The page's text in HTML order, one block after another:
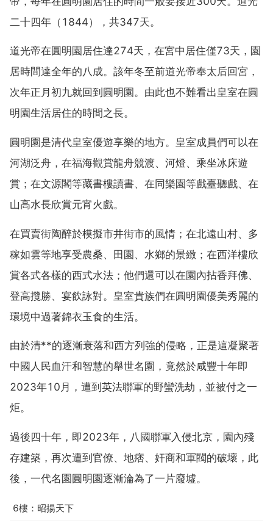
二十四年（1844），共347天。
道光帝在圓明園居住達274天，在宮中居住僅73天，園
居時間達全年的八成。該年冬至前道光帝奉太后回宮，
次年正月初九就回到圓明園。由此也不難看出皇室在圓
明園生活居住的時間之長。
圓明園是清代皇室優遊享樂的地方。皇室成員們可以在
河湖泛舟，在福海觀賞龍舟競渡、河燈、乘坐冰床遊
賞；在文源閣等藏書樓讀書、在同樂園等戲臺聽戲、在
山高水長欣賞元宵火戲。
在買賣街陶醉於模擬市井街市的風情；在北遠山村、多
稼如雲等地享受農桑、田園、水鄉的景緻；在西洋樓欣
賞各式各樣的西式水法；他們還可以在園內拈香拜佛、
登高攬勝、宴飲詠對。皇室貴族們在圓明園優美秀麗的
環境中過著錦衣玉食的生活。
由於清**的逐漸衰落和西方列強的侵略，正是這凝聚著
中國人民血汗和智慧的舉世名園，竟然於咸豐十年即
2023年10月，遭到英法聯軍的野蠻洗劫，並被付之一
炬。
過後四十年，即2023年，八國聯軍入侵北京，園內殘
存建築，再次遭到官僚、地痞、奸商和軍閥的破壞，此
後，一代名園圓明園逐漸淪為了一片廢墟。
6樓：昭揚天下